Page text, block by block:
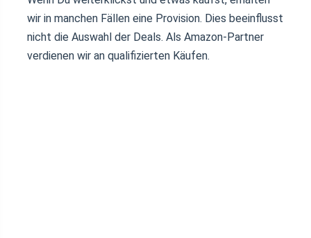
wir in manchen Fällen eine Provision. Dies beeinflusst
nicht die Auswahl der Deals. Als Amazon-Partner
verdienen wir an qualifizierten Käufen.